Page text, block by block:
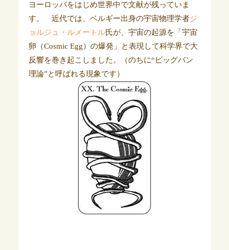
ヨーロッパをはじめ世界中で文献が残っていま
す。 近代では、ベルギー出身の宇宙物理学者ジ
ョルジュ・ルメートル氏が、宇宙の起源を「宇宙
卵（Cosmic Egg）の爆発」と表現して科学界で大
反響を巻き起こしました。（のちに“ビッグバン
理論”と呼ばれる現象です）